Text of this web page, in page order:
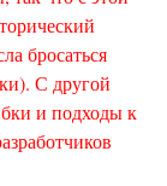
бросаться
С другой
и подходы к